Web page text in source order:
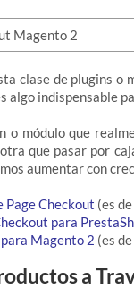
clase de plugins o
algo indispensable
o módulo que
que pasar por
aumentar con
Page Checkout (es
para
Magento 2 (es
a